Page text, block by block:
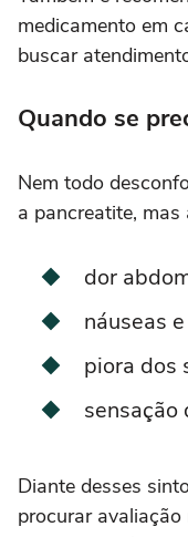
medicamento em
buscar
Quando se
Nem todo
a pancreatite,
dor
náuseas
piora dos
sensação
Diante desses
procurar